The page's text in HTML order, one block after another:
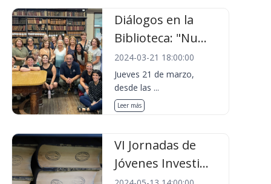
Diálogos en la
Biblioteca: "Nu...
2024-03-21 18:00:00
Jueves 21 de marzo,
desde las ...
Leer más
VI Jornadas de
Jóvenes Investi...